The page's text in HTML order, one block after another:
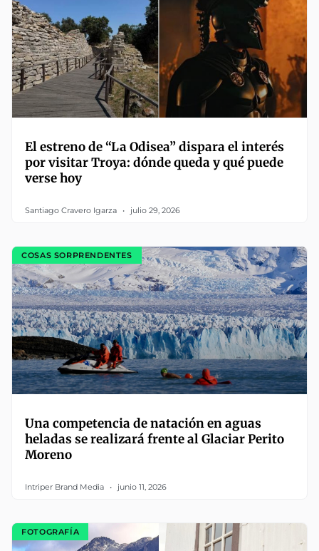
El estreno de “La Odisea” dispara el interés
por visitar Troya: dónde queda y qué puede
verse hoy
Santiago Cravero Igarza julio 29, 2026
COSAS SORPRENDENTES
Una competencia de natación en aguas
heladas se realizará frente al Glaciar Perito
Moreno
Intriper Brand Media junio 11, 2026
FOTOGRAFÍA